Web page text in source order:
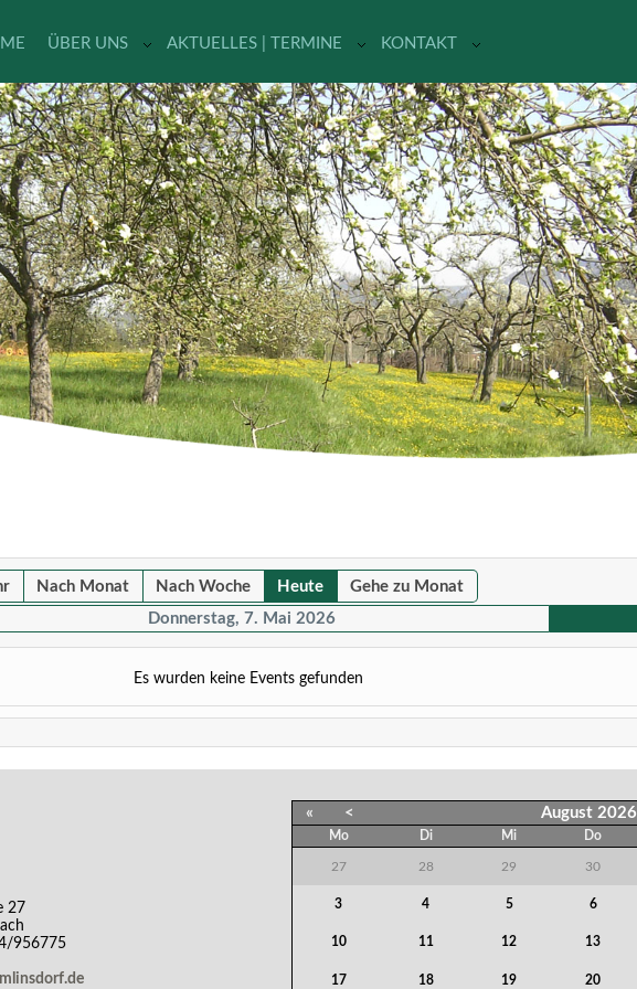
ÜBER UNS AKTUELLES | TERMINE KONTAKT
Nach Monat Nach Woche Heute
Gehe zu Monat
Donnerstag, 7. Mai 2026
Es wurden keine Events gefunden
« < August 2026
Mo Di Mi Do
27 28 29 30
3 4 5 6
10 11 12 13
17 18 19 20
27
956775